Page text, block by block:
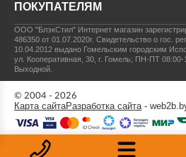
ПОКУПАТЕЛЯМ
ООО "БлэкСтил" Интернет магазин
486350 от 01.07.2020г.Свидетельство о гос.
10.04.2012 выдано Гомельским городским
ул. Кооперативная, 30, г. Гомель; ПН-ПТ
Выходной.
© 2004 - 2026
Карта сайтаРазработка сайта-